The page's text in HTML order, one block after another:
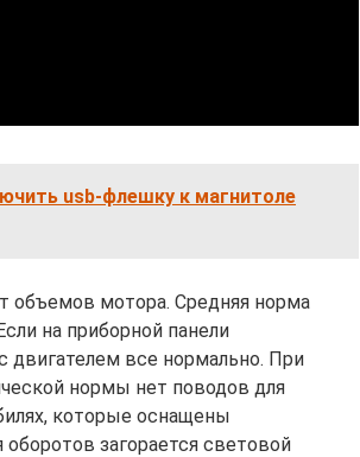
usb-флешку к магнитоле
объемов мотора. Средняя норма
на приборной панели
двигателем все нормально. При
нормы нет поводов для
которые оснащены
загорается световой